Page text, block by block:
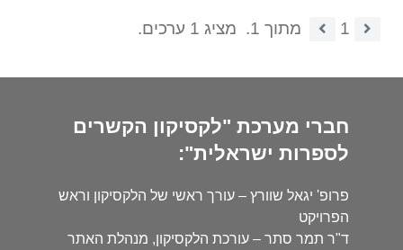
1 מתוך 1. מציג 1 ערכים.
חברי מערכת "לקסיקון הקשרים
לספרות ישראלית":
פרופ' יגאל שוורץ – עורך ראשי של הלקסיקון וראש
הפרויקט
ד"ר תמר סתר – עורכת הלקסיקון, מנהלת האתר